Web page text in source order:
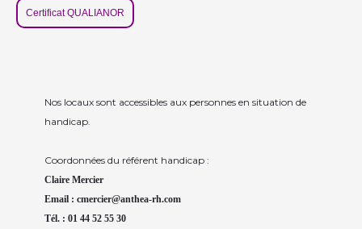
Certificat QUALIANOR
Nos locaux sont accessibles aux personnes en situation de
handicap.
Coordonnées du référent handicap :
Claire Mercier
Email : cmercier@anthea-rh.com
Tél. : 01 44 52 55 30